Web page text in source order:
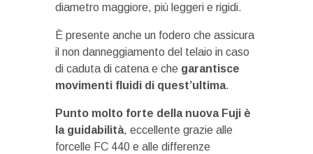
diametro maggiore, più leggeri e rigidi.
È presente anche un fodero che assicura
il non danneggiamento del telaio in caso
di caduta di catena e che garantisce
movimenti fluidi di quest’ultima.
Punto molto forte della nuova Fuji è
la guidabilità, eccellente grazie alle
forcelle FC 440 e alle differenze